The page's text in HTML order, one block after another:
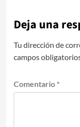
Deja una
Tu dirección de
campos
Comentario *